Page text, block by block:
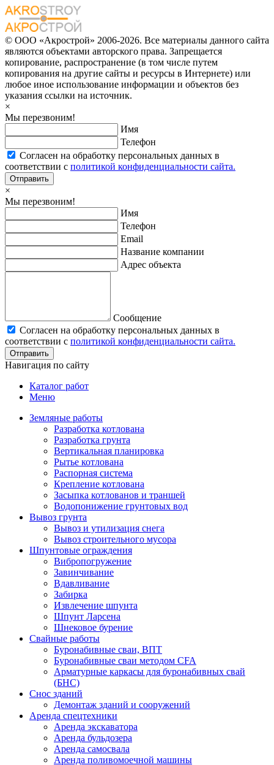
© ООО «Акрострой» 2006-2026. Все материалы данного сайта
являются объектами авторского права. Запрещается
копирование, распространение (в том числе путем
копирования на другие сайты и ресурсы в Интернете) или
любое иное использование информации и объектов без
указания ссылки на источник.
×
Мы перезвоним!
Имя
Телефон
Согласен на обработку персональных данных в
соответствии с политикой конфиденциальности сайта.
Отправить
×
Мы перезвоним!
Имя
Телефон
Email
Название компании
Адрес объекта
Сообщение
Согласен на обработку персональных данных в
соответствии с политикой конфиденциальности сайта.
Отправить
Навигация по сайту
Каталог работ
Меню
Земляные работы
Разработка котлована
Разработка грунта
Вертикальная планировка
Рытье котлована
Распорная система
Крепление котлована
Засыпка котлованов и траншей
Водопонижение грунтовых вод
Вывоз грунта
Вывоз и утилизация снега
Вывоз строительного мусора
Шпунтовые ограждения
Вибропогружение
Завинчивание
Вдавливание
Забирка
Извлечение шпунта
Шпунт Ларсена
Шнековое бурение
Свайные работы
Буронабивные сваи, ВПТ
Буронабивные сваи методом CFA
Арматурные каркасы для буронабивных свай
(БНС)
Снос зданий
Демонтаж зданий и сооружений
Аренда спецтехники
Аренда экскаватора
Аренда бульдозера
Аренда самосвала
Аренда поливомоечной машины